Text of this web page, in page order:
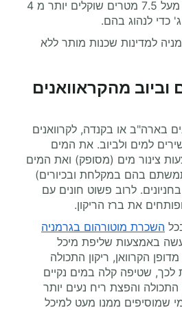
7.5 מטרים. הקרוואנים מעל 7.5 מטרים שוקלים יותר מ 4
ג' כדי לנהוג בהם.
למדינות שכנות מותר ללא
וביוב מהקראוואנים
בארה"ב או בקנדה, לקרוואנים
למים ולביוב. את המים
צינור מים (מסופק) ואת המים
בהם במקלחת ובכיורים)
לרוב פשוט חונים עם
את ברז הריקון.
השכרת מוטורהום בגרמניה
באמצעות שליפת מיכל
(כ-10 ליטר) מדופן הקרוואן, ריקון התכולה
לכך, שטיפה קלה במים נקיים
התכולה והפצת ריח נעים יותר
שמוסיפים ממנו מעט למיכל